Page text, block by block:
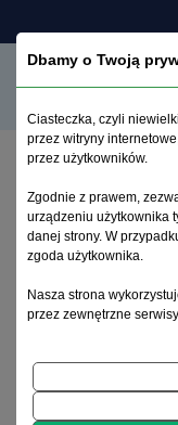
Adipocytokiny a
stosowaniu
młodzieży
Archiwum
2017, tom 33,
Dbamy o Twoją
Ciasteczka, czyli
przez witryny
przez użytkowników.
Zgodnie z prawem,
urządzeniu użytkownika
danej strony. W
zgoda użytkownika.
Nasza strona
przez zewnętrzne